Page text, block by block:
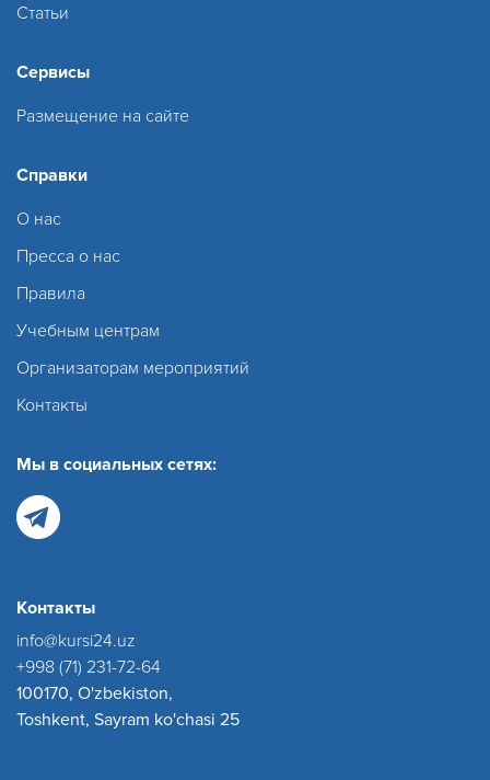
Статьи
Сервисы
Размещение на сайте
Справки
О нас
Пресса о нас
Правила
Учебным центрам
Организаторам мероприятий
Контакты
Мы в социальных сетях:
Контакты
info@kursi24.uz
+998 (71) 231-72-64
100170, O'zbekiston,
Toshkent, Sayram ko'chasi 25